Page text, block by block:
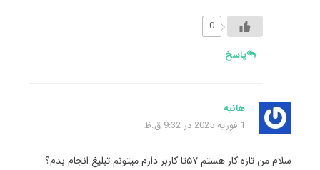
0
پاسخ
هانیه
1 فوریه 2025 در 9:32 ق.ظ
سلام من تازه کار هستم ۵۷تا کاربر دارم میتونم تبلیغ انجام بدم؟